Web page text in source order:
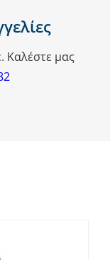
Καλέστε μας